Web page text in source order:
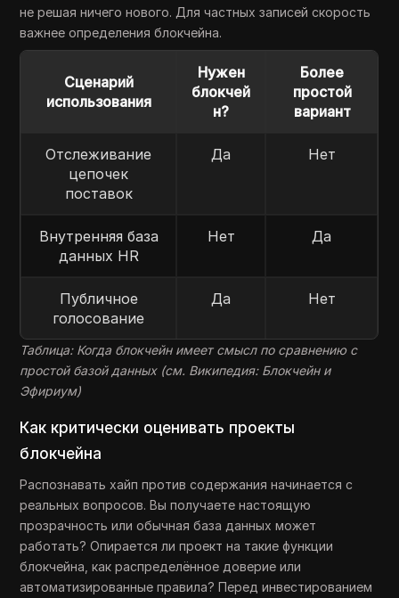
не решая ничего нового. Для частных записей скорость
важнее определения блокчейна.
Сценарий
использования
Нужен
блокчей
н?
Более
простой
вариант
Отслеживание
цепочек
поставок
Да Нет
Внутренняя база
данных HR
Нет Да
Публичное
голосование
Да Нет
Таблица: Когда блокчейн имеет смысл по сравнению с
простой базой данных (см. Википедия: Блокчейн и
Эфириум)
Как критически оценивать проекты
блокчейна
Распознавать хайп против содержания начинается с
реальных вопросов. Вы получаете настоящую
прозрачность или обычная база данных может
работать? Опирается ли проект на такие функции
блокчейна, как распределённое доверие или
автоматизированные правила? Перед инвестированием